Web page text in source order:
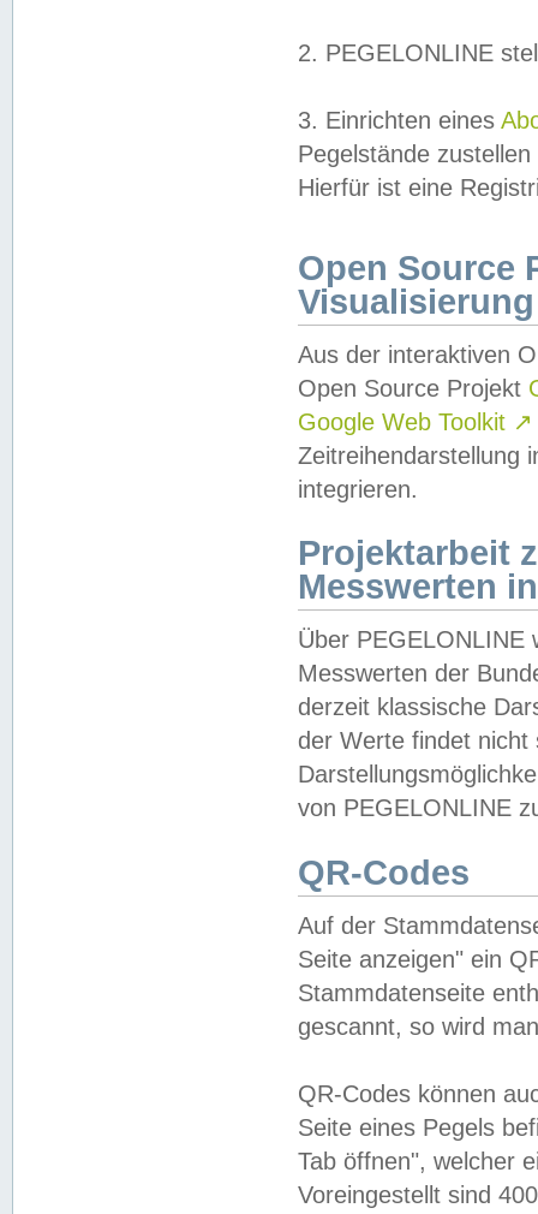
2. PEGELONLINE
3. Einrichten eines
Pegelstände
Hierfür ist eine
Open Source
Visualisierung
Aus der interaktiven
Open Source Projekt
Google Web Toolkit ↗
Zeitreihendarstellung
integrieren.
Projektarbeit
Messwerten
Über PEGELONLINE
Messwerten der
derzeit klassische
der Werte findet
von PEGELONLINE
QR-Codes
Auf der
Seite anzeigen" ein
Stammdatenseite
gescannt, so wird
QR-Codes können
Seite eines Pegels
Tab öffnen", welcher
Voreingestellt sind